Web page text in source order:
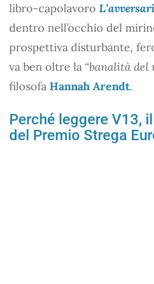
libro-capolavoro
dentro nell’occhio del
prospettiva disturbante,
va ben oltre la “banalità del
filosofa Hannah Arendt.
Perché leggere V13,
del Premio Strega